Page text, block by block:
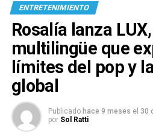
ENTRETENIMIENTO
Rosalía lanza
multilingüe que
límites del pop y
global
Publicado hace 9 meses el 30
por Sol Ratti